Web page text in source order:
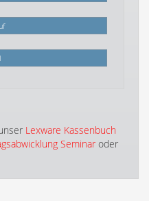
Lexware Kassenbuch
Seminar oder